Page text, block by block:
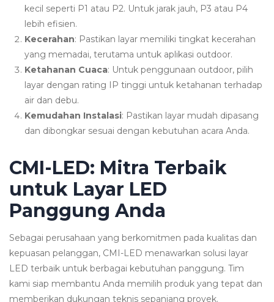
kecil seperti P1 atau P2. Untuk jarak jauh, P3 atau P4
lebih efisien.
Kecerahan: Pastikan layar memiliki tingkat kecerahan
yang memadai, terutama untuk aplikasi outdoor.
Ketahanan Cuaca: Untuk penggunaan outdoor, pilih
layar dengan rating IP tinggi untuk ketahanan terhadap
air dan debu.
Kemudahan Instalasi: Pastikan layar mudah dipasang
dan dibongkar sesuai dengan kebutuhan acara Anda.
CMI-LED: Mitra Terbaik
untuk Layar LED
Panggung Anda
Sebagai perusahaan yang berkomitmen pada kualitas dan
kepuasan pelanggan, CMI-LED menawarkan solusi layar
LED terbaik untuk berbagai kebutuhan panggung. Tim
kami siap membantu Anda memilih produk yang tepat dan
memberikan dukungan teknis sepanjang proyek.